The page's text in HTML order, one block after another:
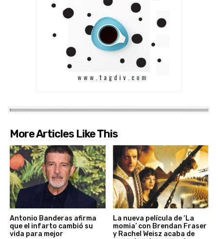
More Articles Like This
Antonio Banderas afirma
que el infarto cambió su
vida para mejor
La nueva película de ‘La
momia’ con Brendan Fraser
y Rachel Weisz acaba de